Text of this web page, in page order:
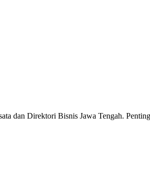
dan Direktori Bisnis Jawa Tengah.